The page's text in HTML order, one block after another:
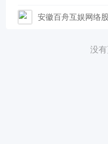
安徽百舟互娱网络
没